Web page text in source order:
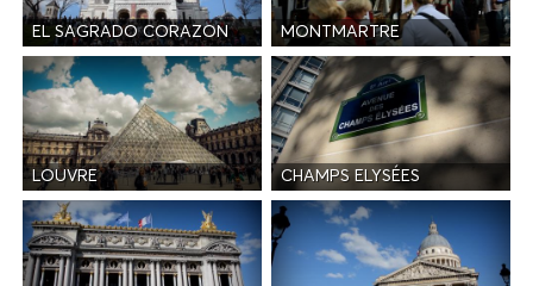
EL SAGRADO CORAZON MONTMARTRE
LOUVRE CHAMPS ELYSÉES